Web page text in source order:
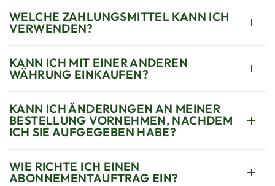
WELCHE ZAHLUNGSMITTEL KANN ICH
VERWENDEN?
KANN ICH MIT EINER ANDEREN
WÄHRUNG EINKAUFEN?
KANN ICH ÄNDERUNGEN AN MEINER
BESTELLUNG VORNEHMEN, NACHDEM
ICH SIE AUFGEGEBEN HABE?
WIE RICHTE ICH EINEN
ABONNEMENTAUFTRAG EIN?